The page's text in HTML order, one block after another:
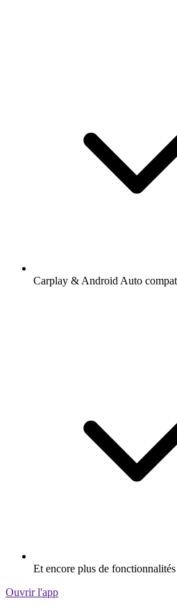
Carplay & Android Auto
Et encore plus de fonctionnalités
Ouvrir l'app